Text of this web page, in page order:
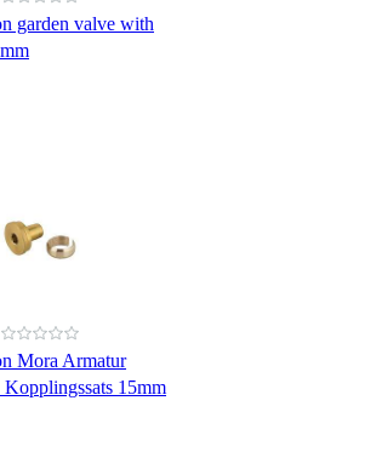
garden valve with
Mora Armatur
15mm